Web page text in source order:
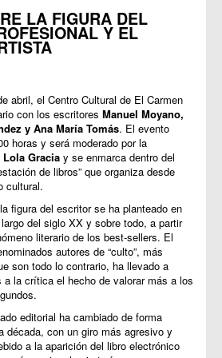
LA FIGURA DEL
Y EL
abril, el Centro Cultural de El Carmen
con los escritores Manuel Moyano,
y Ana María Tomás. El evento
horas y será moderado por la
Lola Gracia y se enmarca dentro del
de libros” que organiza desde
cultural.
figura del escritor se ha planteado en
del siglo XX y sobre todo, a partir
literario de los best-sellers. El
autores de “culto”, más
son todo lo contrario, ha llevado a
a la crítica el hecho de valorar más a los
editorial ha cambiado de forma
década, con un giro más agresivo y
a la aparición del libro electrónico